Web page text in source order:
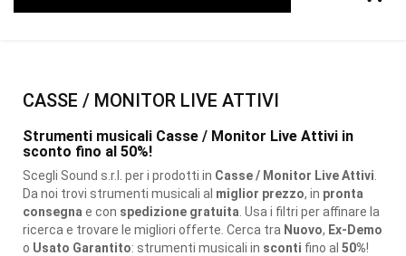
CASSE / MONITOR LIVE ATTIVI
Strumenti musicali Casse / Monitor Live Attivi in
sconto fino al 50%!
Scegli Sound s.r.l. per i prodotti in Casse / Monitor Live Attivi
Da noi trovi strumenti musicali al miglior prezzo, in pronta
consegna e con spedizione gratuita . Usa i filtri per affinare la
ricerca e trovare le migliori offerte. Cerca tra Nuovo, Ex-Demo
o Usato Garantito: strumenti musicali in sconti fino al 50%!